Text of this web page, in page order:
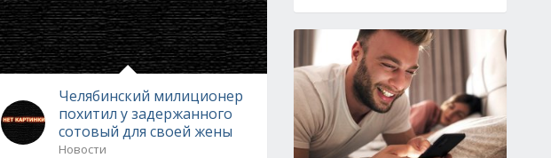
Челябинский милиционер
похитил у задержанного
сотовый для своей жены
Новости